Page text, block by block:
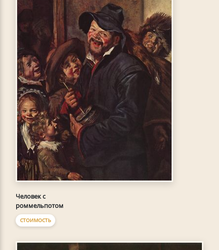
Человек с
роммельпотом
СТОИМОСТЬ